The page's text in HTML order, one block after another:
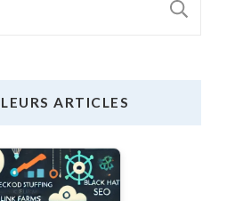
ARTICLES